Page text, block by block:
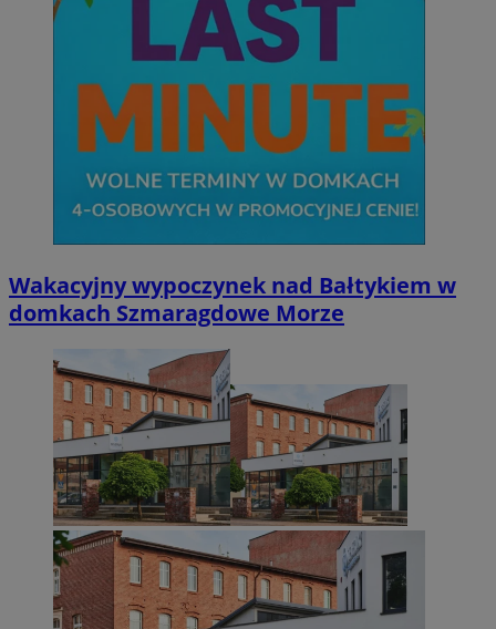
Wakacyjny wypoczynek nad Bałtykiem w
domkach Szmaragdowe Morze